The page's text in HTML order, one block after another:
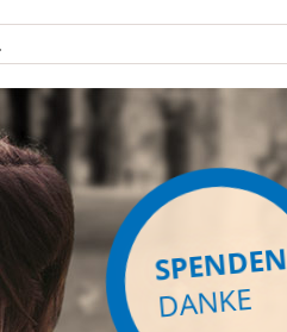
SPENDEN
DANKE